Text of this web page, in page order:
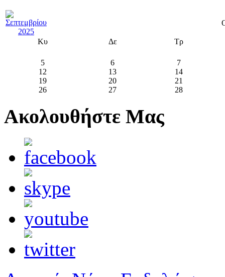
Κυ Δε Τρ
5 6
7
12
13
14
19
20
21
26
27 28
Ακολουθήστε Μας